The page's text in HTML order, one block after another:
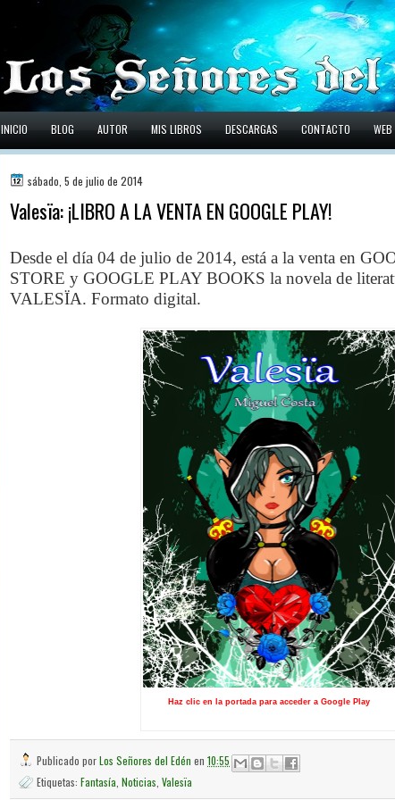
INICIO BLOG AUTOR MIS LIBROS DESCARGAS CONTACTO WEB
sábado, 5 de julio de 2014
Valesïa: ¡LIBRO A LA VENTA EN GOOGLE PLAY!
Desde el día 04 de julio de 2014, está a la venta en
STORE y GOOGLE PLAY BOOKS la novela de
VALESÏA. Formato digital.
Haz clic en la portada para acceder a Google Play
Publicado porLos Señores del Edén en 10:55
Etiquetas: Fantasía Noticias Valesïa